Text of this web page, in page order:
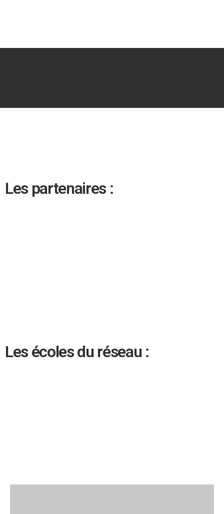
Les partenaires :
Les écoles du réseau :